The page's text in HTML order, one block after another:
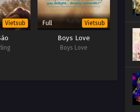
Vietsub Full Vietsub
Boys Love
Boys Love